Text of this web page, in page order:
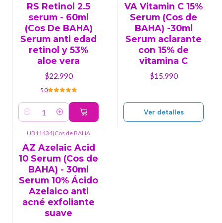
RS Retinol 2.5
serum - 60ml
(Cos De BAHA)
Serum anti edad
retinol y 53%
aloe vera
$22.990
5.0
Cantidad
VA Vitamin C 15%
Serum (Cos de
BAHA) -30ml
Serum aclarante
con 15% de
vitamina C
$15.990
Ver detalles
UB11434|Cos de BAHA
AZ Azelaic Acid
10 Serum (Cos de
BAHA) - 30ml
Serum 10% Ácido
Azelaico anti
acné exfoliante
suave